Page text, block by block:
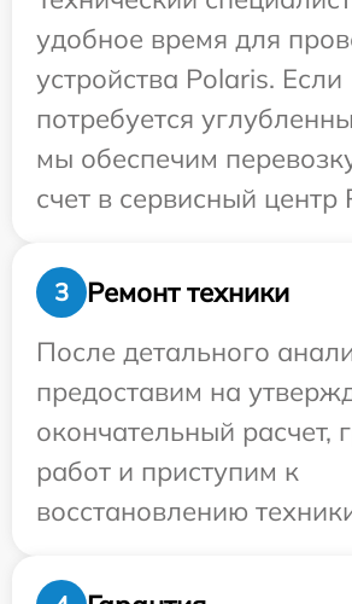
удобное время для
устройства Polaris. Если
потребуется
мы обеспечим
счет в сервисный центр
3
Ремонт техники
После детального
предоставим на
окончательный расчет,
работ и приступим к
восстановлению